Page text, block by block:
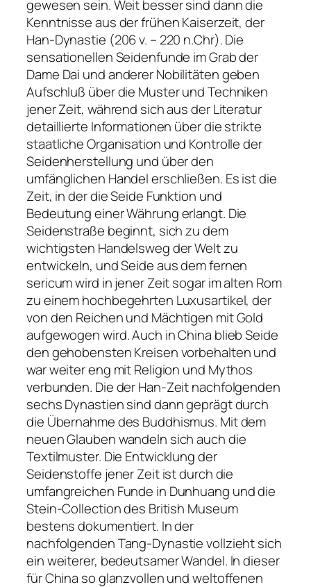
gewesen sein. Weit besser sind dann die
Kenntnisse aus der frühen Kaiserzeit, der
Han-Dynastie (206 v. – 220 n.Chr). Die
sensationellen Seidenfunde im Grab der
Dame Dai und anderer Nobilitäten geben
Aufschluß über die Muster und Techniken
jener Zeit, während sich aus der Literatur
detaillierte Informationen über die strikte
staatliche Organisation und Kontrolle der
Seidenherstellung und über den
umfänglichen Handel erschließen. Es ist die
Zeit, in der die Seide Funktion und
Bedeutung einer Währung erlangt. Die
Seidenstraße beginnt, sich zu dem
wichtigsten Handelsweg der Welt zu
entwickeln, und Seide aus dem fernen
sericum wird in jener Zeit sogar im alten Rom
zu einem hochbegehrten Luxusartikel, der
von den Reichen und Mächtigen mit Gold
aufgewogen wird. Auch in China blieb Seide
den gehobensten Kreisen vorbehalten und
war weiter eng mit Religion und Mythos
verbunden. Die der Han-Zeit nachfolgenden
sechs Dynastien sind dann geprägt durch
die Übernahme des Buddhismus. Mit dem
neuen Glauben wandeln sich auch die
Textilmuster. Die Entwicklung der
Seidenstoffe jener Zeit ist durch die
umfangreichen Funde in Dunhuang und die
Stein-Collection des British Museum
bestens dokumentiert. In der
nachfolgenden Tang-Dynastie vollzieht sich
ein weiterer, bedeutsamer Wandel. In dieser
für China so glanzvollen und weltoffenen